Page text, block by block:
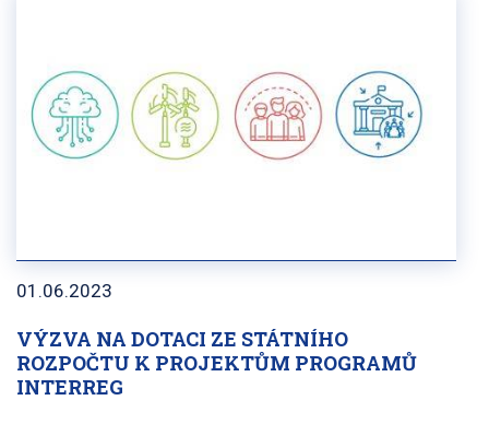
VÝZVA NA DOTACI ZE STÁTNÍHO
ROZPOČTU K PROJEKTŮM PROGRAMŮ
INTERREG
01.06.2023